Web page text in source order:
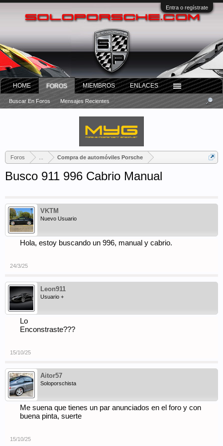
Entra o regístrate
Foros Compra de automóviles Porsche
Busco 911 996 Cabrio Manual
VKTM
Nuevo Usuario
Hola, estoy buscando un 996, manual y cabrio.
24/3/25
Leon911
Usuario +
Lo
Enconstraste???
15/10/25
Aitor57
Soloporschista
Me suena que tienes un par anunciados en el foro y con
buena pinta, suerte
15/10/25
HOME FOROS
Buscar En Foros Mensajes Recientes
MIEMBROS ENLACES